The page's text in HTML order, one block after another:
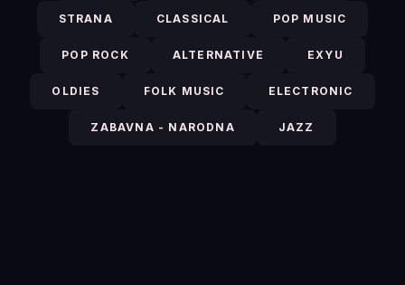
STRANA CLASSICAL POP MUSIC
POP ROCK ALTERNATIVE EXYU
OLDIES FOLK MUSIC ELECTRONIC
ZABAVNA - NARODNA JAZZ